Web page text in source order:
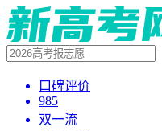
口碑评价
985
双一流